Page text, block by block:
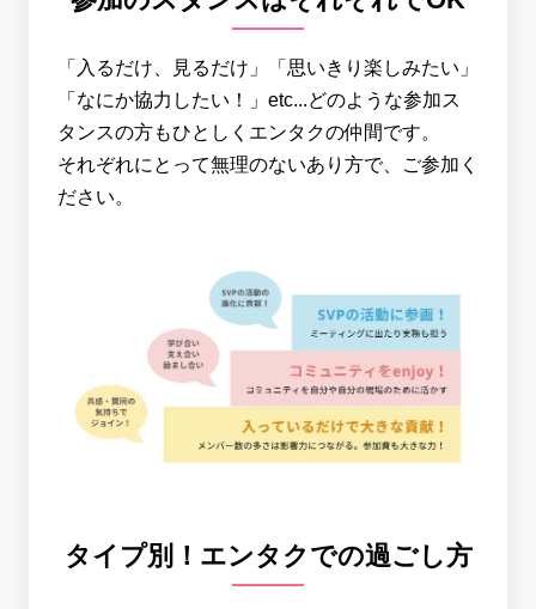
「入るだけ、見るだけ」「思いきり楽しみたい」
「なにか協力したい！」etc...どのような参加ス
タンスの方もひとしくエンタクの仲間です。
それぞれにとって無理のないあり方で、ご参加く
ださい。
タイプ別！エンタクでの過ごし方